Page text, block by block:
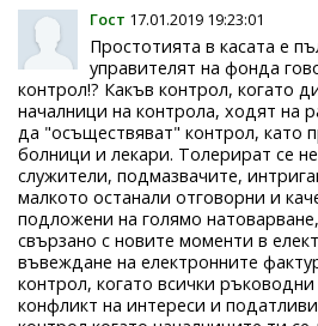
Гост 17.01.2019 19:23:01
Простотията в касата е
управителят на фонда
контрол!? Какъв контрол, когато
началници на контрола, ходят на
да "осъществяват" контрол, като
болници и лекари. Толерират се
служители, подмазвачите,
малкото останали отговорни и
подложени на голямо
свързано с новите моменти в
въвеждане на електронните
контрол, когато всички ръководни
конфликт на интереси и